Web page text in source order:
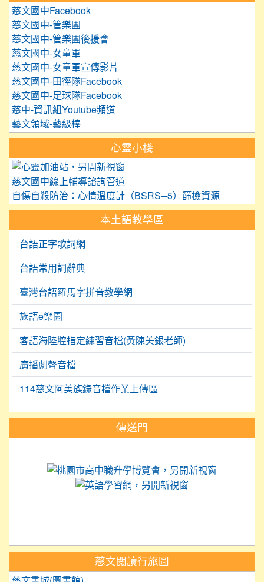
慈文國中Facebook
慈文國中-管樂團
慈文國中-管樂團後援會
慈文國中-女童軍
慈文國中-女童軍宣傳影片
慈文國中-田徑隊Facebook
慈文國中-足球隊Facebook
慈中-資訊組Youtube頻道
藝文領域-藝級棒
心靈小棧
慈文國中線上輔導諮詢管道
自傷自殺防治：心情溫度計（BSRS─5）篩檢資源
本土語教學區
台語正字歌詞網
台語常用詞辭典
臺灣台語羅馬字拼音教學網
族語e樂園
客語海陸腔指定練習音檔(黃陳美銀老師)
廣播劇聲音檔
114慈文阿美族錄音檔作業上傳區
傳送門
慈文閱讀行旅圖